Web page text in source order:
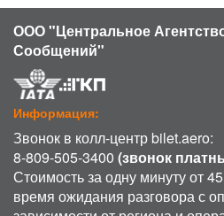
ООО "Центральное
Сообщений"
Информация:
Звонок в колл-центр bilet.aero:
8-809-505-3400 (звонок
Стоимость за одну минуту от
время ожидания разговора с